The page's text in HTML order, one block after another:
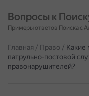
Вопросы к
Примеры ответов Поиска с
Главная / Право / Какие
патрульно-постовой
правонарушителей?